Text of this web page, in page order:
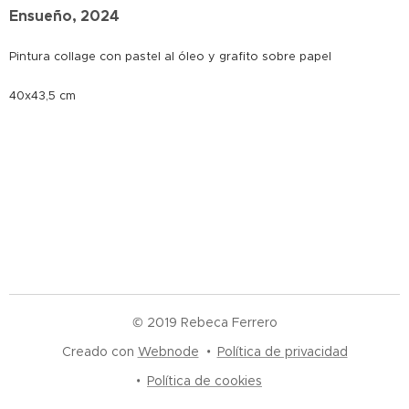
Ensueño, 2024
Pintura collage con pastel al óleo y grafito sobre papel
40x43,5 cm
© 2019 Rebeca Ferrero
Creado con Webnode
Política de privacidad
Política de cookies